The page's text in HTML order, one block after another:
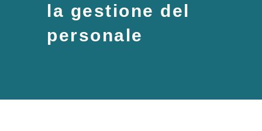
la gestione del
personale